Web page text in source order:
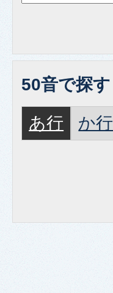
50音で探す
あ行 か行